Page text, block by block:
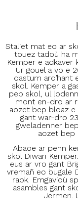
Staliet mat eo ar
touez tadoù ha
Kemper e adkaver
Ur gouel a vo e
dastum arc’hant
skol. Kemper a
pep skol, ul
mont en-dro ar
aozet bep bloaz e
gant war-dro
gweladenner
aozet bep
Abaoe ar penn
skol Diwan
eus ar vro gant
vremañ eo bugale
raok. Emgavioù
asambles gant
Jermen.